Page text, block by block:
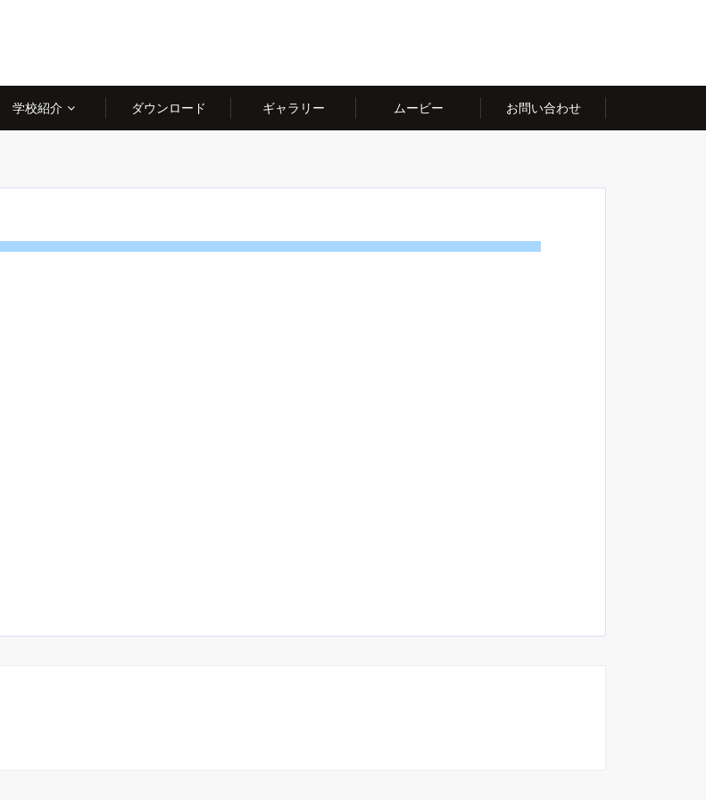
学校紹介 ダウンロード ギャラリー ムービー お問い合わせ